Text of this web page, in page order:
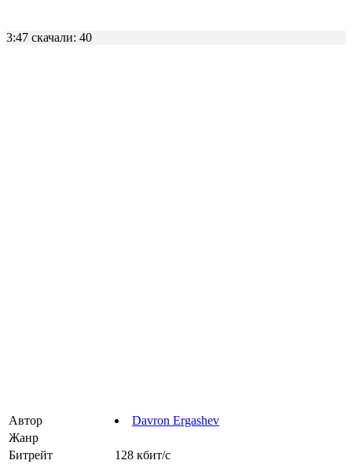
3:47 скачали: 40
Автор
Davron Ergashev
Жанр
Битрейт
128 кбит/с